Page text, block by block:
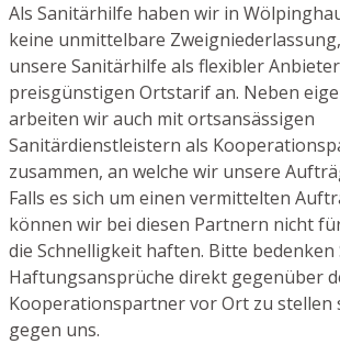
Als Sanitärhilfe haben wir in
keine unmittelbare
unsere Sanitärhilfe als flexibler
preisgünstigen Ortstarif an. Neben
arbeiten wir auch mit ortsansässigen
Sanitärdienstleistern als
zusammen, an welche wir unsere
Falls es sich um einen vermittelten
können wir bei diesen Partnern nicht
die Schnelligkeit haften. Bitte bedenken
Haftungsansprüche direkt gegenüber
Kooperationspartner vor Ort zu stellen
gegen uns.